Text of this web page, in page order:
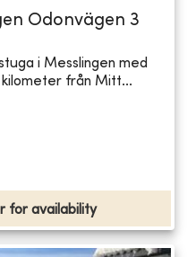
Odonvägen 3
i Messlingen med
från Mitt...
for availability